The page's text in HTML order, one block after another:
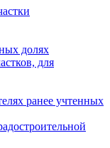
долях
для
ранее учтенных